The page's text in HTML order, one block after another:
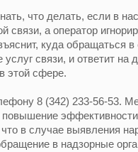
что делать, если в
связи, а оператор
куда обращаться в
связи, и ответит на
этой сфере.
8 (342) 233-56-53.
повышение
в случае выявления
в надзорные